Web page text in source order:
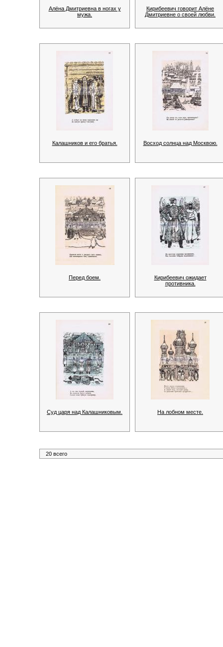
Алёна Дмитриевна в ногах у
мужа.
Кирибеевич говорит Алёне
Дмитриевне о своей любви.
Калашников и его братья. Восход солнца над Москвою.
Перед боем.
Кирибеевич ожидает
противника.
Суд царя над Калашниковым. На лобном месте.
20 всего